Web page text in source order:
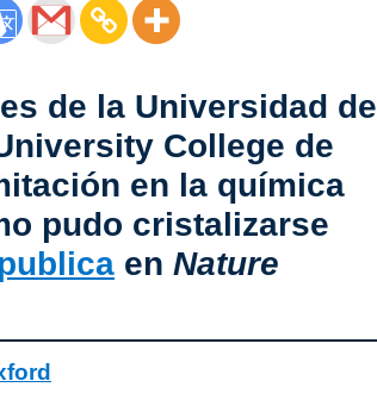
de la Universidad de
College de
en la química
pudo cristalizarse
en Nature